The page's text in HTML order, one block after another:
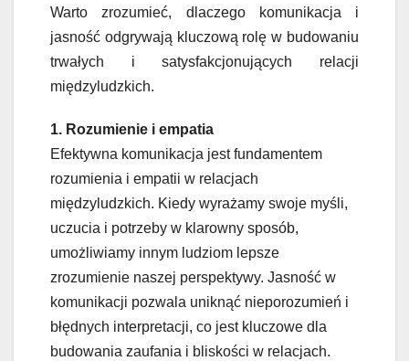
Warto zrozumieć, dlaczego komunikacja i
jasność odgrywają kluczową rolę w budowaniu
trwałych i satysfakcjonujących relacji
międzyludzkich.
1. Rozumienie i empatia
Efektywna komunikacja jest fundamentem
rozumienia i empatii w relacjach
międzyludzkich. Kiedy wyrażamy swoje myśli,
uczucia i potrzeby w klarowny sposób,
umożliwiamy innym ludziom lepsze
zrozumienie naszej perspektywy. Jasność w
komunikacji pozwala uniknąć nieporozumień i
błędnych interpretacji, co jest kluczowe dla
budowania zaufania i bliskości w relacjach.